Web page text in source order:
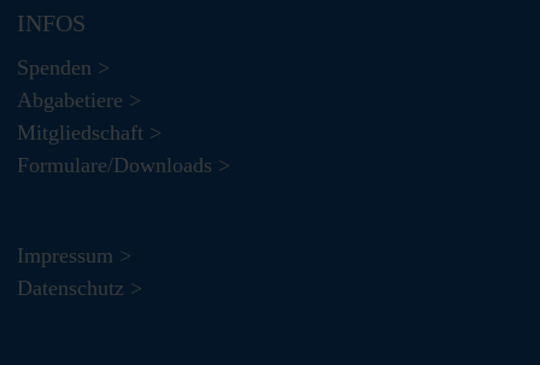
INFOS
Spenden >
Abgabetiere >
Mitgliedschaft >
Formulare/Downloads >
Impressum >
Datenschutz >